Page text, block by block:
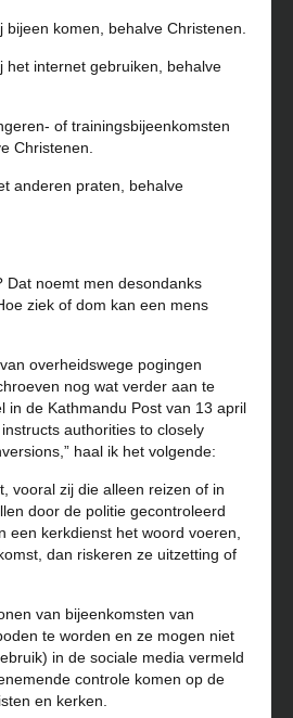
bijeen komen, behalve Christenen.
het internet gebruiken, behalve
of trainingsbijeenkomsten
Christenen.
anderen praten, behalve
Dat noemt men desondanks
ziek of dom kan een mens
overheidswege pogingen
nog wat verder aan te
in de Kathmandu Post van 13 april
authorities to closely
haal ik het volgende:
vooral zij die alleen reizen of in
door de politie gecontroleerd
een kerkdienst het woord voeren,
dan riskeren ze uitzetting of
van bijeenkomsten van
te worden en ze mogen niet
in de sociale media vermeld
controle komen op de
en kerken.